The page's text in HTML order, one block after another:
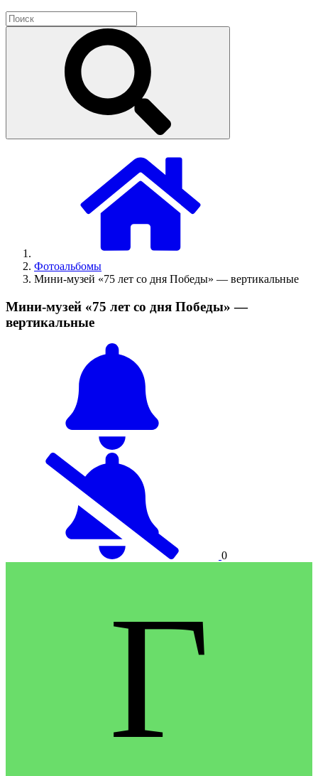
Фотоальбомы
Мини-музей «75 лет со дня Победы» — вертикальные
Мини-музей «75 лет со дня Победы» —
вертикальные
0
Г